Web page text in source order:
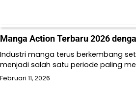
Manga Action Terbaru 2026
Industri manga terus berkembang
menjadi salah satu periode paling
Februari 11, 2026